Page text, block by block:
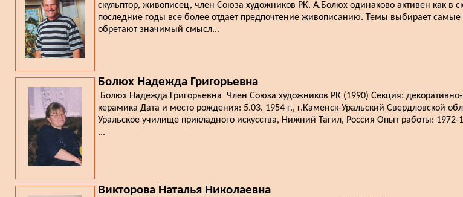
скульптор, живописец, член Союза художников РК. А.Болюх одинаково активен как в
последние годы все более отдает предпочтение живописанию. Темы выбирает самые
обретают значимый смысл...
Болюх Надежда Григорьевна
Болюх Надежда Григорьевна Член Союза художников РК (1990) Секция:
керамика Дата и место рождения: 5.03. 1954 г., г.Каменск-Уральский Свердловской
Уральское училище прикладного искусства, Нижний Тагил, Россия Опыт работы:
...
Викторова Наталья Николаевна